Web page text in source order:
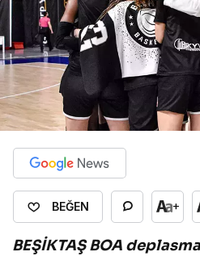
BEĞEN +
BEŞİKTAŞ BOA